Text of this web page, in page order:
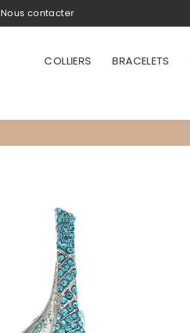
Nous contacter
COLLIERS BRACELETS